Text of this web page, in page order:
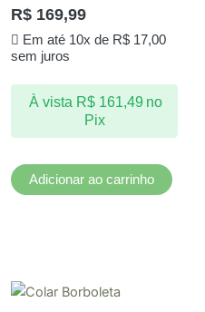
R$ 169,99
Em até 10x de R$17,00
sem juros
À vista R$161,49 no
Pix
Adicionar ao carrinho